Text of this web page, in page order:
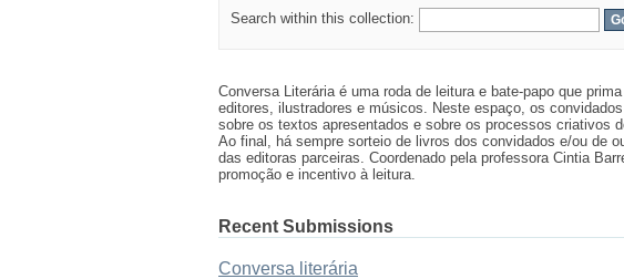
Search within this collection:
Conversa Literária é uma roda de leitura e bate-papo que
editores, ilustradores e músicos. Neste espaço, os
sobre os textos apresentados e sobre os processos criativos
Ao final, há sempre sorteio de livros dos convidados e/ou de
das editoras parceiras. Coordenado pela professora Cintia
promoção e incentivo à leitura.
Recent Submissions
Conversa literária